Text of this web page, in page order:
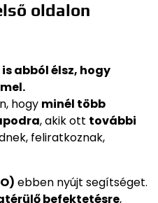
oldalon
is abból élsz, hogy
hogy minél több
, akik ott további
feliratkoznak,
ebben nyújt segítséget.
befektetésre,